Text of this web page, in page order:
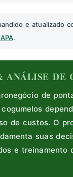
e atualizado
.
ANÁLISE DE
de
de custos. O
suas
e treinamento